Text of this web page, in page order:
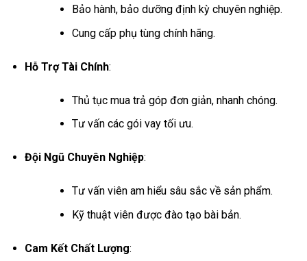
Bảo hành, bảo dưỡng định kỳ chuyên nghiệp.
Cung cấp phụ tùng chính hãng.
Hỗ Trợ Tài Chính:
Thủ tục mua trả góp đơn giản, nhanh chóng.
Tư vấn các gói vay tối ưu.
Đội Ngũ Chuyên Nghiệp:
Tư vấn viên am hiểu sâu sắc về sản phẩm.
Kỹ thuật viên được đào tạo bài bản.
Cam Kết Chất Lượng: